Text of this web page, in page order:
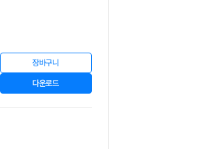
장바구니
다운로드